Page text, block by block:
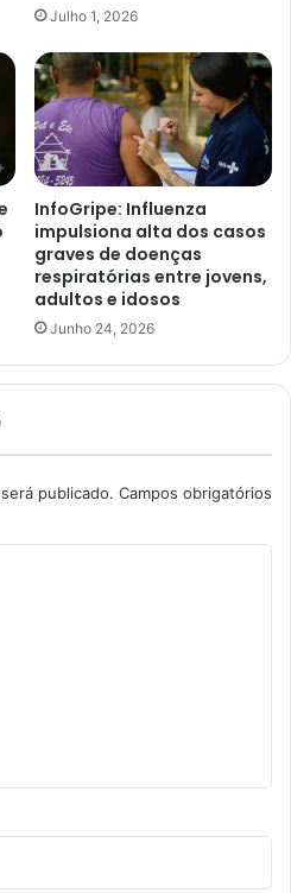
Julho 1, 2026
InfoGripe: Influenza
impulsiona alta dos casos
graves de doenças
respiratórias entre jovens,
adultos e idosos
Junho 24, 2026
publicado. Campos obrigatórios